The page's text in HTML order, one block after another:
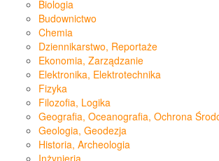
Biologia
Budownictwo
Chemia
Dziennikarstwo, Reportaże
Ekonomia, Zarządzanie
Elektronika, Elektrotechnika
Fizyka
Filozofia, Logika
Geografia, Oceanografia, Ochrona
Geologia, Geodezja
Historia, Archeologia